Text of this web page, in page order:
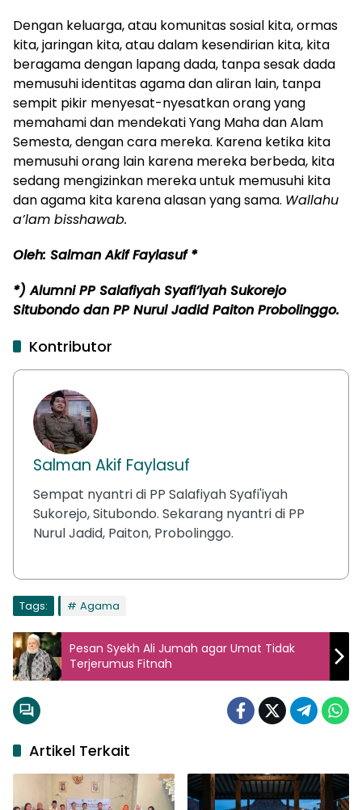
Dengan keluarga, atau komunitas sosial kita, ormas
kita, jaringan kita, atau dalam kesendirian kita, kita
beragama dengan lapang dada, tanpa sesak dada
memusuhi identitas agama dan aliran lain, tanpa
sempit pikir menyesat-nyesatkan orang yang
memahami dan mendekati Yang Maha dan Alam
Semesta, dengan cara mereka. Karena ketika kita
memusuhi orang lain karena mereka berbeda, kita
sedang mengizinkan mereka untuk memusuhi kita
dan agama kita karena alasan yang sama. Wallahu
a’lam bisshawab.
Oleh: Salman Akif Faylasuf *
*) Alumni PP Salafiyah Syafi’iyah Sukorejo
Situbondo dan PP Nurul Jadid Paiton Probolinggo.
Kontributor
Salman Akif Faylasuf
Sempat nyantri di PP Salafiyah Syafi'iyah
Sukorejo, Situbondo. Sekarang nyantri di PP
Nurul Jadid, Paiton, Probolinggo.
Tags: Agama
Pesan Syekh Ali Jumah agar Umat Tidak
Terjerumus Fitnah
Artikel Terkait